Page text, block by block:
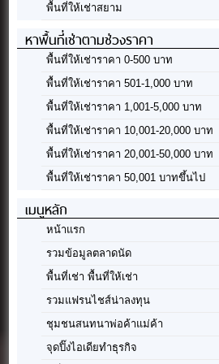
พื้นที่ให้เช่าสยาม
หาพื้นที่เช่าตามช่วงราคา
พื้นที่ให้เช่าราคา 0-500 บาท
พื้นที่ให้เช่าราคา 501-1,000 บาท
พื้นที่ให้เช่าราคา 1,001-5,000 บาท
พื้นที่ให้เช่าราคา 10,001-20,000 บาท
พื้นที่ให้เช่าราคา 20,001-50,000 บาท
พื้นที่ให้เช่าราคา 50,001 บาทขึ้นไป
เมนูหลัก
หน้าแรก
รวมข้อมูลตลาดนัด
พื้นที่เช่า พื้นที่ให้เช่า
รวมแฟรนไชส์น่าลงทุน
ชุมชนสนทนาพ่อค้าแม่ค้า
จุดปิ๊งไอเดียทำธุรกิจ